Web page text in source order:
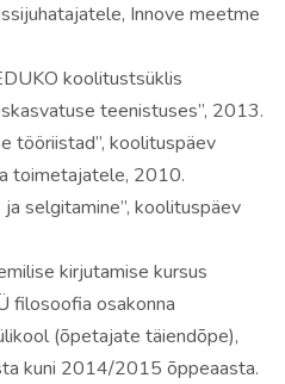
Innove meetme
koolitustsüklis
teenistuses”, 2013.
tööriistad”, koolituspäev
toimetajatele, 2010.
selgitamine”, koolituspäev
kirjutamise kursus
filosoofia osakonna
(õpetajate täiendõpe),
kuni 2014/2015 õppeaasta.